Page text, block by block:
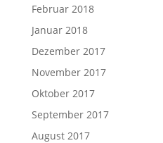
Februar 2018
Januar 2018
Dezember 2017
November 2017
Oktober 2017
September 2017
August 2017